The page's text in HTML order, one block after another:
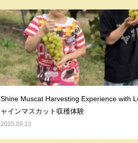
Shine Muscat Harvesting Experience with
ャインマスカット収穫体験
2025.09.13